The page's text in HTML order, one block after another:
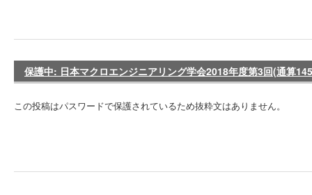
保護中: 日本マクロエンジニアリング学会2018年度第3回(通算
この投稿はパスワードで保護されているため抜粋文はありません。